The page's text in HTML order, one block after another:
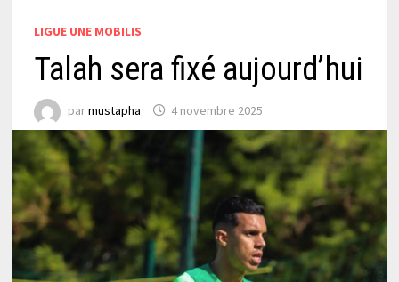
LIGUE UNE MOBILIS
Talah sera fixé aujourd’hui
parmustapha 4 novembre 2025